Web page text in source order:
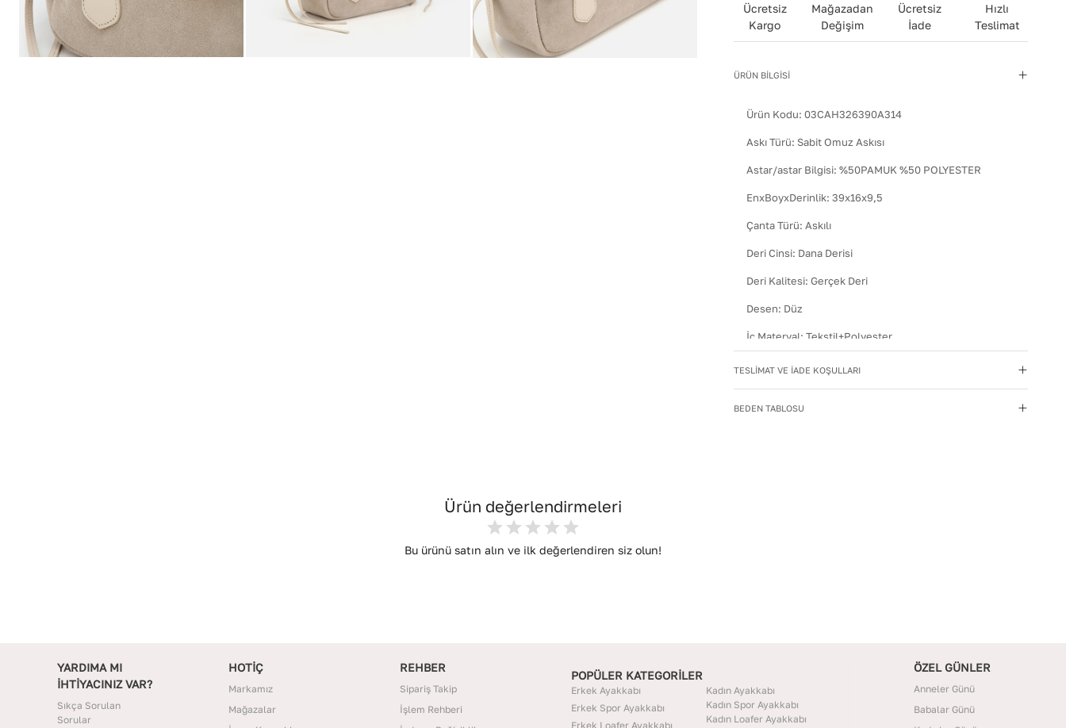
Ücretsiz
Kargo
Mağazadan
Değişim
Ücretsiz
İade
Hızlı
Teslimat
ÜRÜN BİLGİSİ
Ürün Kodu:03CAH326390A314
Askı Türü: Sabit Omuz Askısı
Astar/astar Bilgisi:%50PAMUK %50 POLYESTER
EnxBoyxDerinlik:39x16x9,5
Çanta Türü:Askılı
Deri Cinsi: Dana Derisi
Deri Kalitesi:Gerçek Deri
Desen: Düz
İç Materyal:Tekstil+Polyester
Kapama Şekli
Kayış Tipi:Deri
TESLİMAT VE İADE KOŞULLARI
BEDEN TABLOSU
Ürün değerlendirmeleri
Bu ürünü satın alın ve ilk değerlendiren siz olun!
YARDIMA MI
İHTİYACINIZ VAR?
Sıkça Sorulan
Sorular
HOTİÇ
Markamız
Mağazalar
REHBER
Sipariş Takip
İşlem Rehberi
POPÜLER KATEGORİLER
Erkek Ayakkabı
Erkek Spor Ayakkabı
Erkek Loafer Ayakkabı
Kadın Ayakkabı
Kadın Spor Ayakkabı
Kadın Loafer Ayakkabı
ÖZEL GÜNLER
Anneler Günü
Babalar Günü